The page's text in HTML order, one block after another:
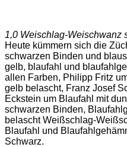
1,0 Weischlag-Weischwanz
Heute kümmern sich die
schwarzen Binden und
gelb, blaufahl und
allen Farben, Philipp Fritz
gelb belascht, Franz Josef
Eckstein um Blaufahl mit
schwarzen Binden,
belascht Weißschlag-
Blaufahl und
Schwarz.